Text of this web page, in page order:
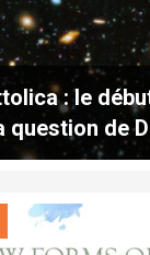
: le
question de